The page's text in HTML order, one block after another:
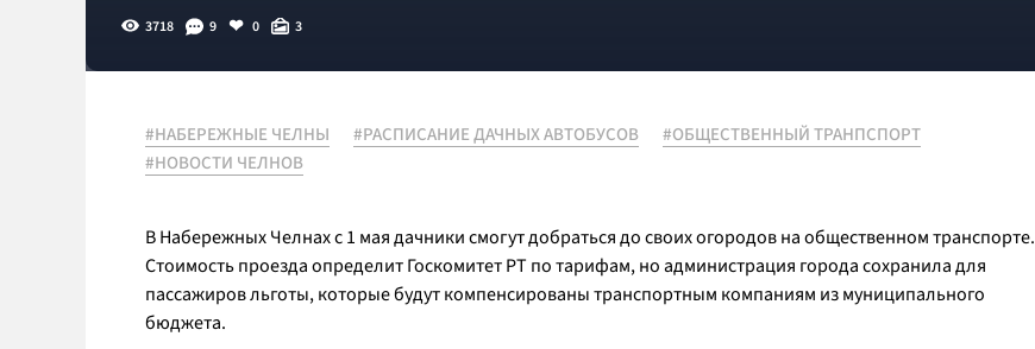
3718 9 0 3
#НАБЕРЕЖНЫЕ ЧЕЛНЫ #РАСПИСАНИЕ ДАЧНЫХ АВТОБУСОВ
#ОБЩЕСТВЕННЫЙ ТРАНПСПОРТ
#НОВОСТИ ЧЕЛНОВ
В Набережных Челнах с 1 мая дачники смогут добраться до своих огородов на общественном транспорте.
Стоимость проезда определит Госкомитет РТ по тарифам, но администрация города сохранила для
пассажиров льготы, которые будут компенсированы транспортным компаниям из муниципального
бюджета.